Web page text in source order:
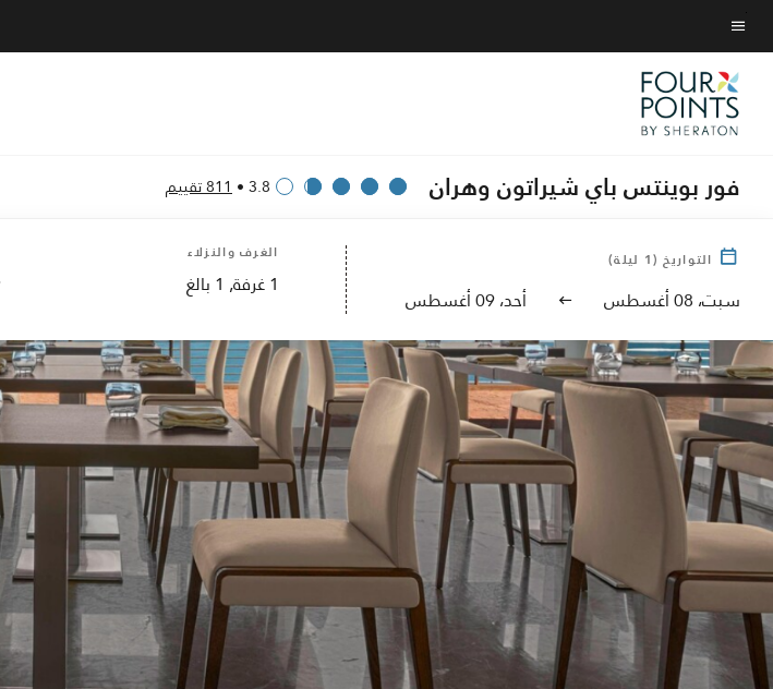
Skip
to
main
content
نص القائمة
فور بوينتس باي شيراتون وهران 3.8
•811 تقييم
التواريخ (
1 ليلة)
سبت، 08 أغسطس أحد، 09 أغسطس
الغرف والنزلاء
1غرفة, 1 بالغ